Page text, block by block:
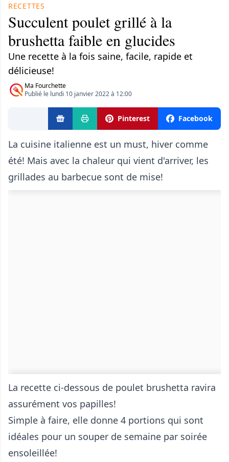
RECETTES
Succulent poulet grillé à la
brushetta faible en glucides
Une recette à la fois saine, facile, rapide et
délicieuse!
Ma Fourchette
Publié le lundi 10 janvier 2022 à 12:00
Pinterest Facebook
La cuisine italienne est un must, hiver comme
été! Mais avec la chaleur qui vient d'arriver, les
grillades au barbecue sont de mise!
La recette ci-dessous de poulet brushetta ravira
assurément vos papilles!
Simple à faire, elle donne 4 portions qui sont
idéales pour un souper de semaine par soirée
ensoleillée!